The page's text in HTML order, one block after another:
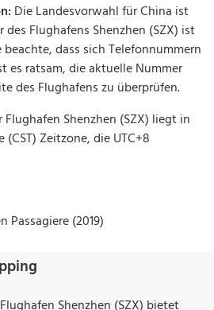
Die Landesvorwahl für China ist
Flughafens Shenzhen (SZX) ist
beachte, dass sich Telefonnummern
es ratsam, die aktuelle Nummer
des Flughafens zu überprüfen.
Flughafen Shenzhen (SZX) liegt in
Zeitzone, die UTC+8
Passagiere (2019)